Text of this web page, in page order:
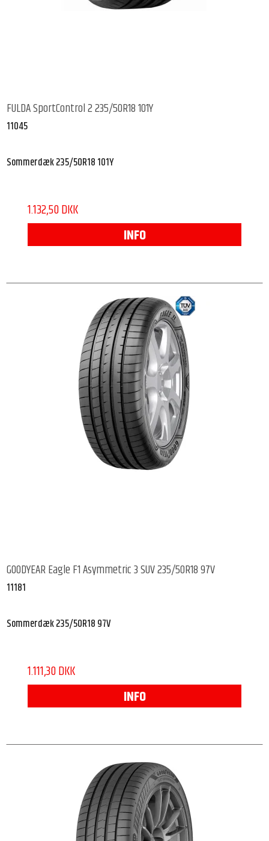
FULDA SportControl 2 235/50R18 101Y
11045
Sommerdæk 235/50R18 101Y
1.132,50 DKK
INFO
GOODYEAR Eagle F1 Asymmetric 3 SUV 235/50R18 97V
11181
Sommerdæk 235/50R18 97V
1.111,30 DKK
INFO